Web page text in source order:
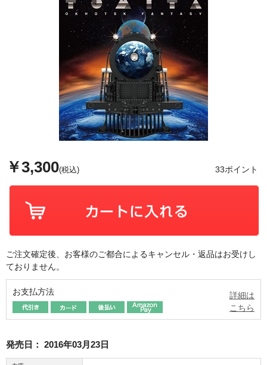
￥3,300(税込) 33ポイント
ご注文確定後、お客様のご都合によるキャンセル・返品はお受けし
ておりません。
お支払方法
詳細は
こちら
発売日： 2016年03月23日